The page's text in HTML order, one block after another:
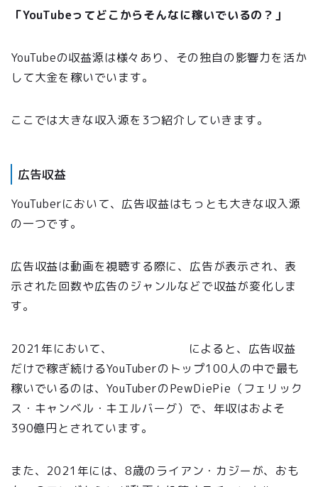
「YouTubeってどこからそんなに稼いでいるの？」
YouTubeの収益源は様々あり、その独自の影響力を活か
して大金を稼いでいます。
ここでは大きな収入源を3つ紹介していきます。
広告収益
YouTuberにおいて、広告収益はもっとも大きな収入源
の一つです。
広告収益は動画を視聴する際に、広告が表示され、表
示された回数や広告のジャンルなどで収益が変化しま
す。
2021年において、
によると、広告収益
だけで稼ぎ続けるYouTuberのトップ100人の中で最も
稼いでいるのは、YouTuberのPewDiePie（フェリック
ス・キャンベル・キエルバーグ）で、年収はおよそ
390億円とされています。
また、2021年には、8歳のライアン・カジーが、おも